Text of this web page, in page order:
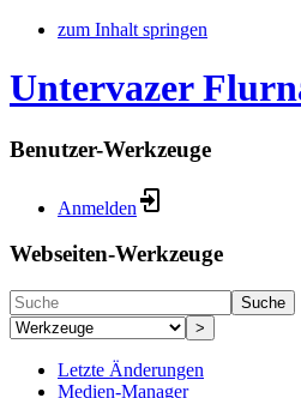
zum Inhalt springen
Untervazer
Benutzer-Werkzeuge
Anmelden
Webseiten-Werkzeuge
Suche
>
Letzte Änderungen
Medien-Manager